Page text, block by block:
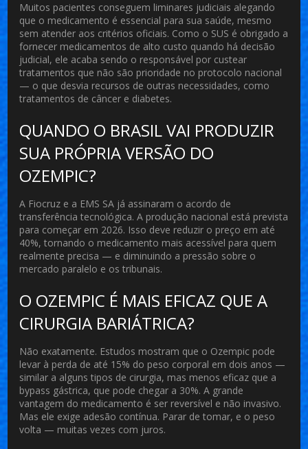
Muitos pacientes conseguem liminares judiciais alegando
que o medicamento é essencial para sua saúde, mesmo
sem atender aos critérios oficiais. Como o SUS é obrigado a
fornecer medicamentos de alto custo quando há decisão
judicial, ele acaba sendo o responsável por custear
tratamentos que não são prioridade no protocolo nacional
— o que desvia recursos de outras necessidades, como
tratamentos de câncer e diabetes.
QUANDO O BRASIL VAI PRODUZIR
SUA PRÓPRIA VERSÃO DO
OZEMPIC?
A Fiocruz e a EMS SA já assinaram o acordo de
transferência tecnológica. A produção nacional está prevista
para começar em 2026. Isso deve reduzir o preço em até
40%, tornando o medicamento mais acessível para quem
realmente precisa — e diminuindo a pressão sobre o
mercado paralelo e os tribunais.
O OZEMPIC É MAIS EFICAZ QUE A
CIRURGIA BARIÁTRICA?
Não exatamente. Estudos mostram que o Ozempic pode
levar à perda de até 15% do peso corporal em dois anos —
similar a alguns tipos de cirurgia, mas menos eficaz que a
bypass gástrica, que pode chegar a 30%. A grande
vantagem do medicamento é ser reversível e não invasivo.
Mas ele exige adesão contínua. Parar de tomar, e o peso
volta — muitas vezes com juros.